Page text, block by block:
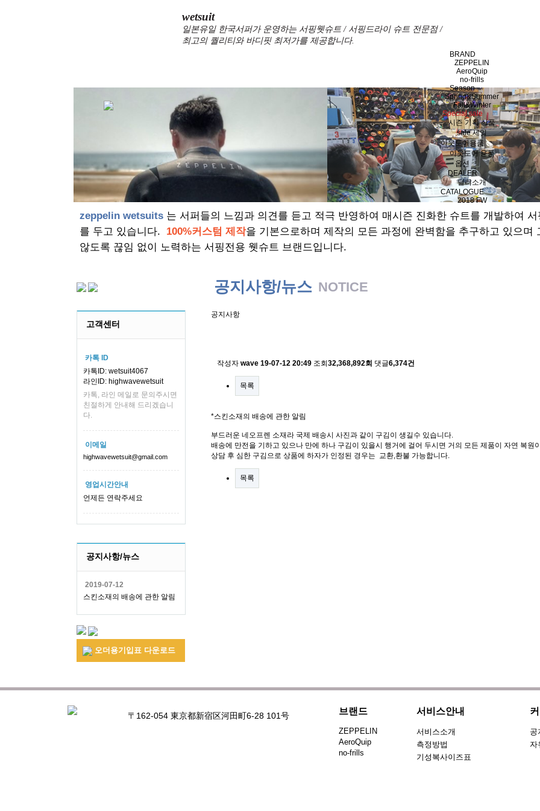
wetsuit
일본유일 한국서퍼가 운영하는 서핑웻슈트 / 서핑드라이 슈트 전문점 /
최고의 퀄리티와 바디핏 최저가를 제공합니다.
BRAND
ZEPPELIN
AeroQuip
no-frills
Season
Spring&Summer
Fall&Winter
Special sale
시즌 기획 상품
sale 세일
아웃도어용품
아웃도어 용품
옵션
DEALER
딜러소개
CATALOGUE
2018 FW
zeppelin wetsuits 는 서퍼들의 느낌과 의견를 듣고 적극 반영하여 매시즌 진화한 슈트를 개발하여
를 두고 있습니다. 100%커스텀 제작을 기본으로하며 제작의 모든 과정에 완벽함을 추구하고 있으며
않도록 끊임 없이 노력하는 서핑전용 웻슈트 브랜드입니다.
고객센터
카톡 ID
카톡ID: wetsuit4067
라인ID: highwavewetsuit
카톡, 라인 메일로 문의주시면
친절하게 안내해 드리겠습니
다.
이메일
highwavewetsuit@gmail.com
영업시간안내
언제든 연락주세요
공지사항/뉴스
2019-07-12
스킨소재의 배송에 관한 알림
오더용기입표 다운로드
공지사항/뉴스 NOTICE
공지사항
작성자 wave 19-07-12 20:49 조회 32,368,892회 댓글6,374건
목록
*스킨소재의 배송에 관한 알림
부드러운 네오프렌 소재라 국제 배송시 사진과 같이 구김이 생길수 있습니다.
배송에 만전을 기하고 있으나 만에 하나 구김이 있을시 행거에 걸어 두시면 거의 모든 제품이 자연 복원
상담 후 심한 구김으로 상품에 하자가 인정된 경우는 교환,환불 가능합니다.
목록
〒162-054 東京都新宿区河田町6-28 101号 브랜드
ZEPPELIN
AeroQuip
no-frills
서비스안내
서비스소개
측정방법
기성복사이즈표
공
자